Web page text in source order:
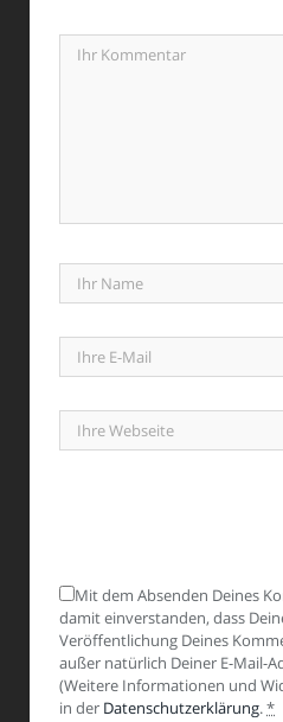
Mit dem Absenden Deines
damit einverstanden, dass
Veröffentlichung Deines
außer natürlich Deiner E-Mail-
(Weitere Informationen und
in der Datenschutzerklärung.*